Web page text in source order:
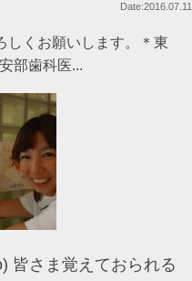
Date:2016.07.11
くお願いします。＊東
部歯科医...
皆さま覚えておられる